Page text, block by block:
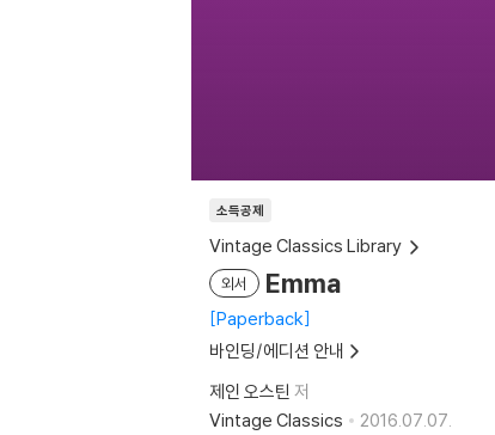
소득공제
Vintage Classics Library
외서 Emma
Paperback
바인딩/에디션 안내
제인 오스틴 저
Vintage Classics
2016.07.07.